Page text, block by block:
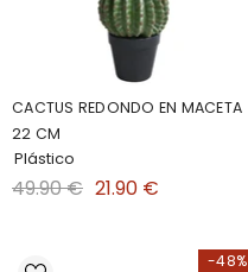
CACTUS REDONDO EN MACETA
22 CM
Plástico
49.90 € 21.90 €
-48%